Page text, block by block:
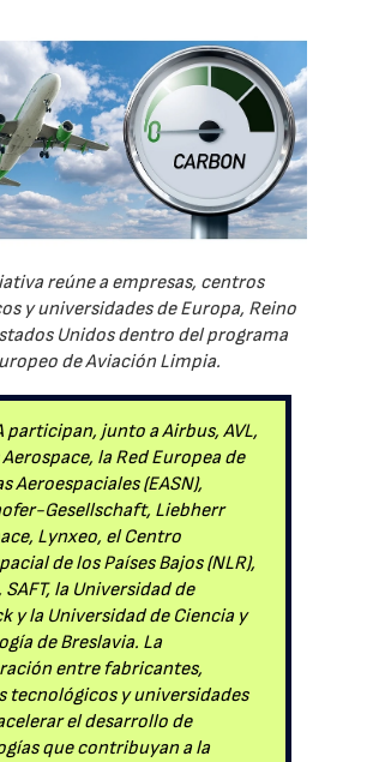
reúne a empresas, centros
y universidades de Europa, Reino
Unidos dentro del programa
de Aviación Limpia.
participan, junto a Airbus, AVL,
la Red Europea de
Aeroespaciales (EASN),
Gesellschaft, Liebherr
Lynxeo, el Centro
de los Países Bajos (NLR),
la Universidad de
y la Universidad de Ciencia y
de Breslavia. La
entre fabricantes,
tecnológicos y universidades
el desarrollo de
que contribuyan a la